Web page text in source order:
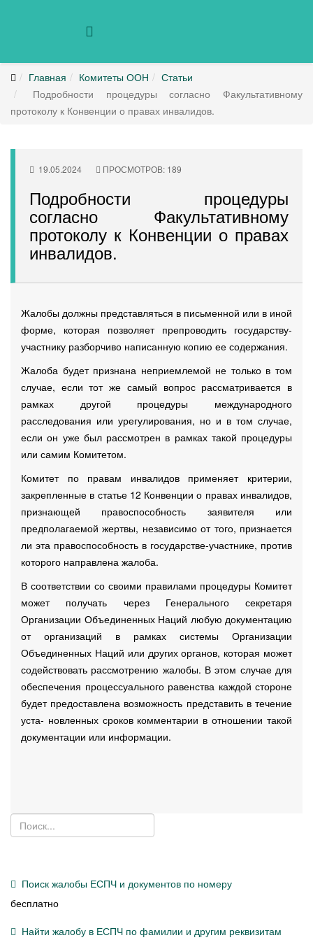
Главная Комитеты ООН
Статьи
Подробности процедуры согласно Факультативному
протоколу к Конвенции о правах инвалидов.
19.05.2024 ПРОСМОТРОВ: 189
Подробности процедуры
согласно Факультативному
протоколу к Конвенции о правах
инвалидов.
Жалобы должны представляться в письменной или в иной
форме, которая позволяет препроводить государству-
участнику разборчиво написанную копию ее содержания.
Жалоба будет признана неприемлемой не только в том
случае, если тот же самый вопрос рассматривается в
рамках другой процедуры международного
расследования или урегулирования, но и в том случае,
если он уже был рассмотрен в рамках такой процедуры
или самим Комитетом.
Комитет по правам инвалидов применяет критерии,
закрепленные в статье 12 Конвенции о правах инвалидов,
признающей правоспособность заявителя или
предполагаемой жертвы, независимо от того, признается
ли эта правоспособность в государстве-участнике, против
которого направлена жалоба.
В соответствии со своими правилами процедуры Комитет
может получать через Генерального секретаря
Организации Объединенных Наций любую документацию
от организаций в рамках системы Организации
Объединенных Наций или других органов, которая может
содействовать рассмотрению жалобы. В этом случае для
обеспечения процессуального равенства каждой стороне
будет предоставлена возможность представить в течение
уста- новленных сроков комментарии в отношении такой
документации или информации.
Поиск жалобы ЕСПЧ и документов по номеру
бесплатно
Найти жалобу в ЕСПЧ по фамилии и другим реквизитам